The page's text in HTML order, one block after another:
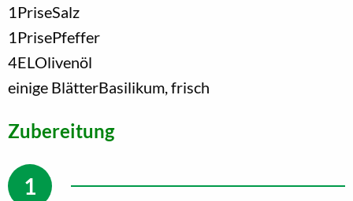
1 PriseSalz
1 PrisePfeffer
4EL Olivenöl
einige BlätterBasilikum, frisch
Zubereitung